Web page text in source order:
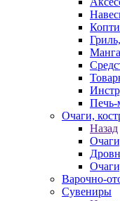
Печь-
Очаги,
Назад
Варочно-
Сувениры